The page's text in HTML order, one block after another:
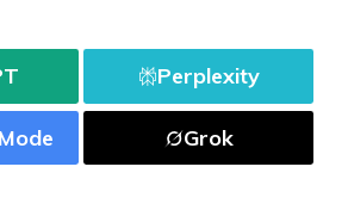
Perplexity
Grok